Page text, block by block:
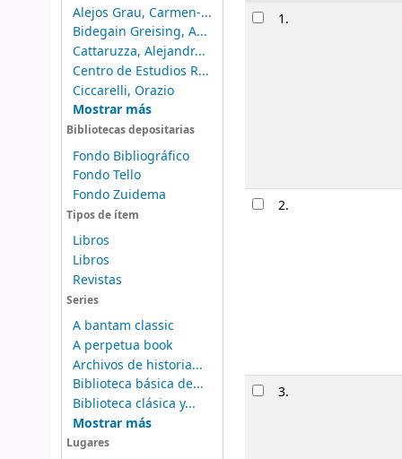
Alejos Grau, Carmen-...
Bidegain Greising, A...
Cattaruzza, Alejandr...
Centro de Estudios R...
Ciccarelli, Orazio
Mostrar más
Bibliotecas depositarias
Fondo Bibliográfico
Fondo Tello
Fondo Zuidema
Tipos de ítem
Libros
Libros
Revistas
Series
A bantam classic
A perpetua book
Archivos de historia...
Biblioteca básica de...
Biblioteca clásica y...
Mostrar más
Lugares
Resultados
1.
2.
3.